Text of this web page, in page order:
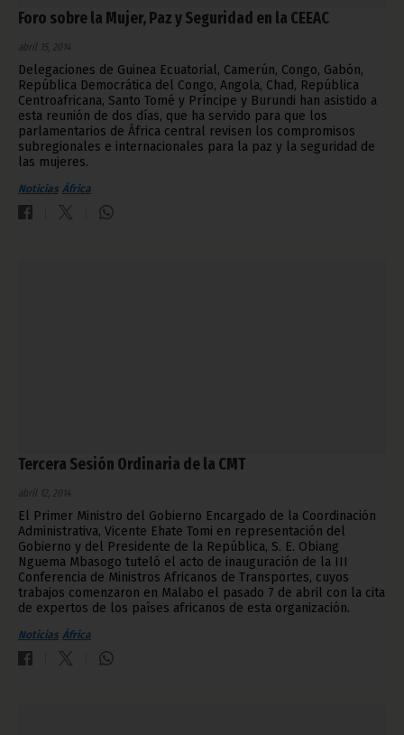
Foro sobre la Mujer, Paz y Seguridad en la CEEAC
abril 15, 2014
Delegaciones de Guinea Ecuatorial, Camerún, Congo, Gabón,
República Democrática del Congo, Angola, Chad, República
Centroafricana, Santo Tomé y Príncipe y Burundi han asistido a
esta reunión de dos días, que ha servido para que los
parlamentarios de África central revisen los compromisos
subregionales e internacionales para la paz y la seguridad de
las mujeres.
Noticias África
Tercera Sesión Ordinaria de la CMT
abril 12, 2014
El Primer Ministro del Gobierno Encargado de la Coordinación
Administrativa, Vicente Ehate Tomi en representación del
Gobierno y del Presidente de la República, S. E. Obiang
Nguema Mbasogo tuteló el acto de inauguración de la III
Conferencia de Ministros Africanos de Transportes, cuyos
trabajos comenzaron en Malabo el pasado 7 de abril con la cita
de expertos de los países africanos de esta organización.
Noticias África